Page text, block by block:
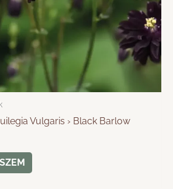
Vulgaris › Black Barlow